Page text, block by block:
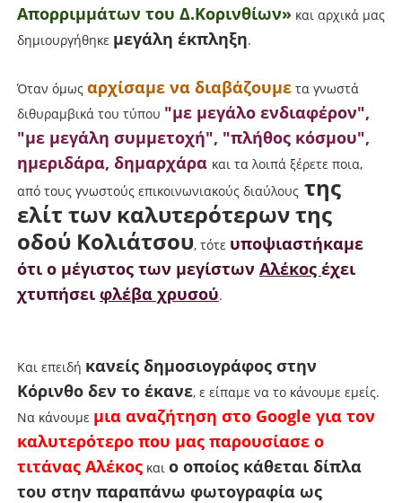
Απορριμμάτων του Δ.Κορινθίων»και αρχικά μας
δημιουργήθηκε μεγάλη έκπληξη.
Όταν όμως αρχίσαμε να διαβάζουμετα γνωστά
διθυραμβικά του τύπου "με μεγάλο ενδιαφέρον",
"με μεγάλη συμμετοχή", "πλήθος κόσμου",
ημεριδάρα, δημαρχάρα και τα λοιπά ξέρετε ποια,
από τους γνωστούς επικοινωνιακούς διαύλουςτης
ελίτ των καλυτερότερων της
οδού Κολιάτσου, τότε υποψιαστήκαμε
ότι ο μέγιστος των μεγίστων Αλέκος έχει
χτυπήσει φλέβα χρυσού.
Και επειδή κανείς δημοσιογράφος στην
Κόρινθο δεν το έκανε, ε είπαμε να το κάνουμε εμείς.
Να κάνουμε μια αναζήτηση στο Google για τον
καλυτερότερο που μας παρουσίασε ο
τιτάνας Αλέκοςκαι ο οποίος κάθεται δίπλα
του στην παραπάνω φωτογραφία ως